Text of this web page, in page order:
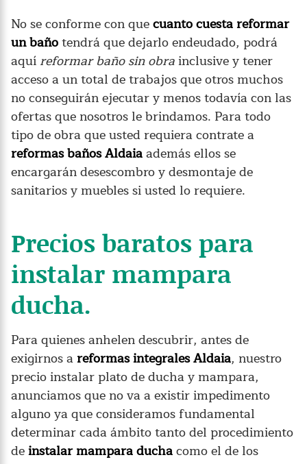
No se conforme con quecuanto cuesta reformar
un bañotendrá que dejarlo endeudado, podrá
aquí reformar baño sin obrainclusive y tener
acceso a un total de trabajos que otros muchos
no conseguirán ejecutar y menos todavía con las
ofertas que nosotros le brindamos. Para todo
tipo de obra que usted requiera contrate a
reformas baños Aldaiaademás ellos se
encargarán desescombro y desmontaje de
sanitarios y muebles si usted lo requiere.
Precios baratos para
instalar mampara
ducha.
Para quienes anhelen descubrir, antes de
exigirnos areformas integrales Aldaia, nuestro
precio instalar plato de ducha y mampara,
anunciamos que no va a existir impedimento
alguno ya que consideramos fundamental
determinar cada ámbito tanto del procedimiento
deinstalar mampara duchacomo el de los